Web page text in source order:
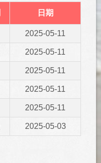
日期
2025-05-11
2025-05-11
2025-05-11
2025-05-11
2025-05-11
2025-05-03